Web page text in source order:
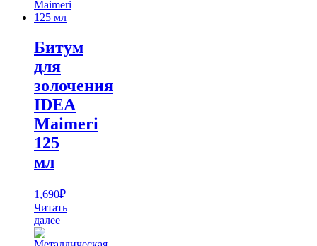
вариаций.
Опции
выбрать
на
странице
Битум
для
золочения
IDEA
Maimeri
125
мл
1,690₽
Читать
далее